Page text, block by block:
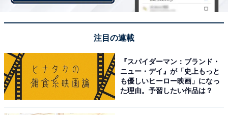
注目の連載
『スパイダーマン：ブランド・
ニュー・デイ』が「史上もっと
も優しいヒーロー映画」になっ
た理由。予習したい作品は？